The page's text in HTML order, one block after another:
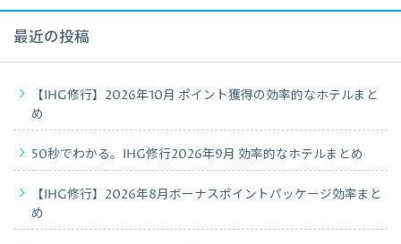
最近の投稿
【IHG修行】2026年10月 ポイント獲得の効率的なホテルまと
め
50秒でわかる。IHG修行2026年9月 効率的なホテルまとめ
【IHG修行】2026年8月ボーナスポイントパッケージ効率まと
め